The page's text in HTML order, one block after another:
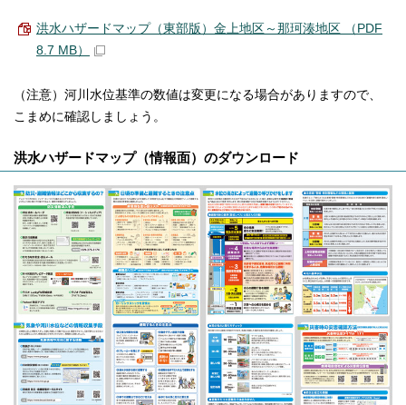
洪水ハザードマップ（東部版）金上地区～那珂湊地区 （PDF
8.7 MB）
（注意）河川水位基準の数値は変更になる場合がありますので、
こまめに確認しましょう。
洪水ハザードマップ（情報面）のダウンロード